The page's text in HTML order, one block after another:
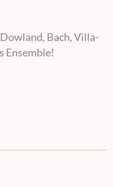
Bach, Villa-
Ensemble!